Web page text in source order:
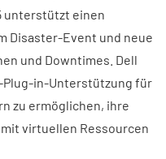
unterstützt einen
Disaster-Event und neue
und Downtimes. Dell
in-Unterstützung für
zu ermöglichen, ihre
virtuellen Ressourcen